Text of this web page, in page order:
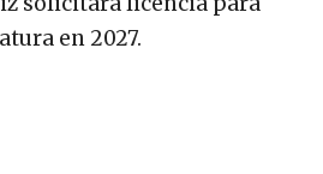
en 2027.